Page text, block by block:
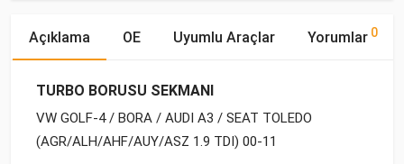
Açıklama OE Uyumlu Araçlar Yorumlar 0
TURBO BORUSU SEKMANI
VW GOLF-4 / BORA / AUDI A3 / SEAT TOLEDO
(AGR/ALH/AHF/AUY/ASZ 1.9 TDI) 00-11